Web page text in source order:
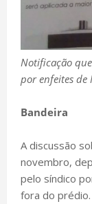
Notificação
por enfeites de
Bandeira
A discussão
novembro,
pelo síndico
fora do prédio.